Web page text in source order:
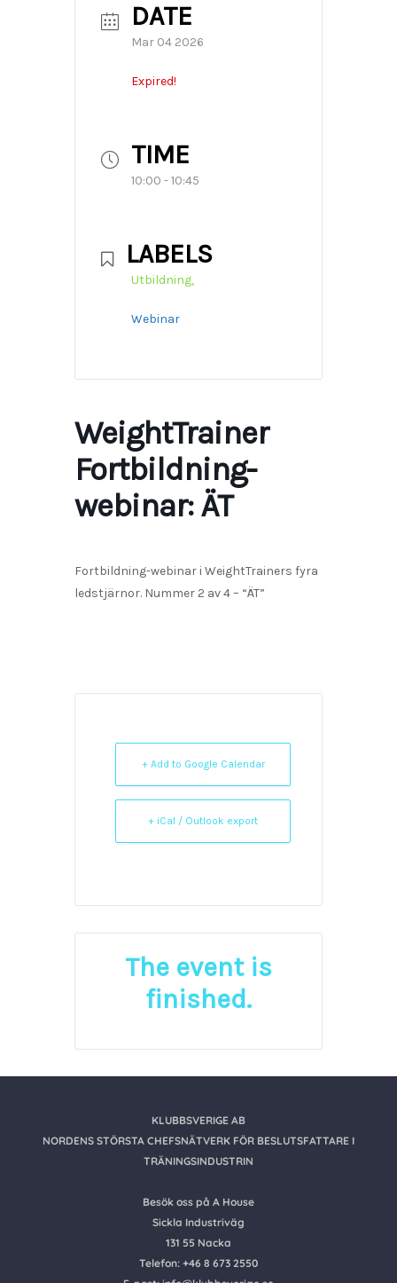
DATE
Mar 04 2026
Expired!
TIME
10:00 - 10:45
LABELS
Utbildning,
Webinar
WeightTrainer
Fortbildning-
webinar: ÄT
Fortbildning-webinar i WeightTrainers fyra
ledstjärnor. Nummer 2 av 4 – “ÄT”
+ Add to Google Calendar
+ iCal / Outlook export
The event is
finished.
KLUBBSVERIGE AB
NORDENS STÖRSTA CHEFSNÄTVERK FÖR BESLUTSFATTARE I
TRÄNINGSINDUSTRIN
Besök oss på A House
Sickla Industriväg
131 55 Nacka
Telefon: +46 8 673 2550